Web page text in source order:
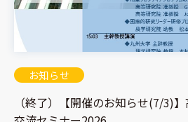
お知らせ
（終了）【開催のお知らせ(7/3)